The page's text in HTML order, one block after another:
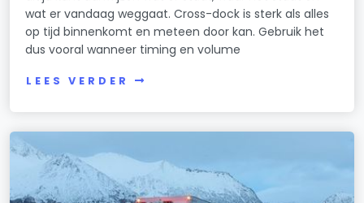
wat er vandaag weggaat. Cross-dock is sterk als alles
op tijd binnenkomt en meteen door kan. Gebruik het
dus vooral wanneer timing en volume
LEES VERDER